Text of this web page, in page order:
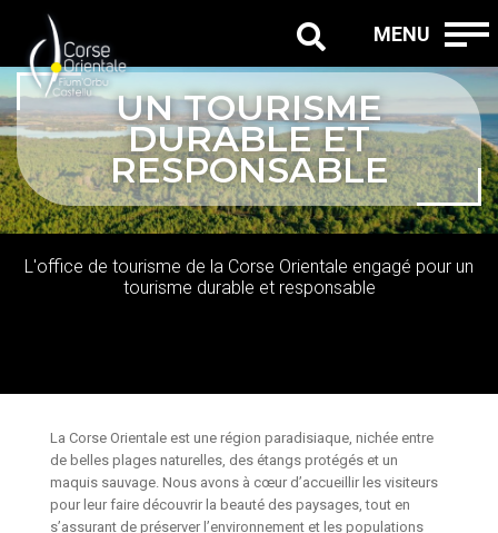
MENU
UN TOURISME
DURABLE ET
RESPONSABLE
L'office de tourisme de la Corse Orientale engagé pour un
tourisme durable et responsable
La Corse Orientale est une région paradisiaque, nichée entre
de belles plages naturelles, des étangs protégés et un
maquis sauvage. Nous avons à cœur d’accueillir les visiteurs
pour leur faire découvrir la beauté des paysages, tout en
s’assurant de préserver l’environnement et les populations